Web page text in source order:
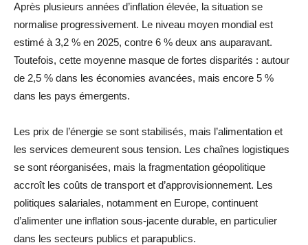
Après plusieurs années d’inflation élevée, la situation se
normalise progressivement. Le niveau moyen mondial est
estimé à 3,2 % en 2025, contre 6 % deux ans auparavant.
Toutefois, cette moyenne masque de fortes disparités : autour
de 2,5 % dans les économies avancées, mais encore 5 %
dans les pays émergents.
Les prix de l’énergie se sont stabilisés, mais l’alimentation et
les services demeurent sous tension. Les chaînes logistiques
se sont réorganisées, mais la fragmentation géopolitique
accroît les coûts de transport et d’approvisionnement. Les
politiques salariales, notamment en Europe, continuent
d’alimenter une inflation sous-jacente durable, en particulier
dans les secteurs publics et parapublics.